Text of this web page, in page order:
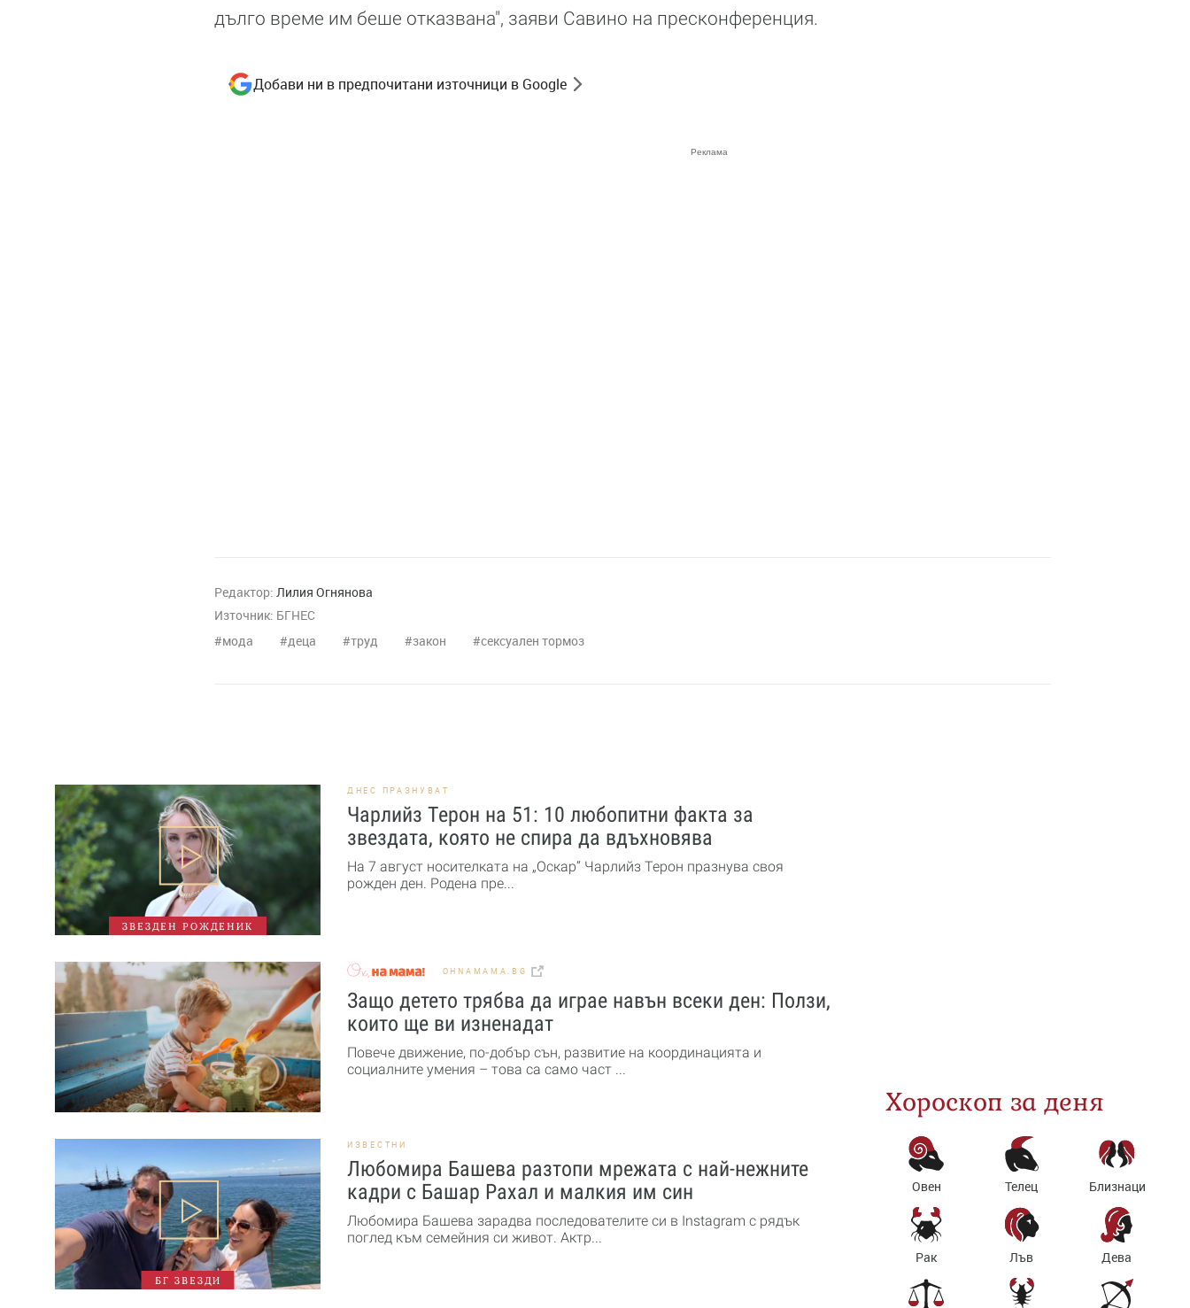
дълго време им беше отказвана", заяви Савино на пресконференция.
Добави ни в предпочитани източници в Google
Редактор: Лилия Огнянова
Източник: БГНЕС
мода
деца труд закон сексуален тормоз
ЗВЕЗДЕН РОЖДЕНИК
ДНЕС ПРАЗНУВАТ
Чарлийз Терон на 51: 10 любопитни факта за
звездата, която не спира да вдъхновява
На 7 август носителката на „Оскар“ Чарлийз Терон празнува своя
рожден ден. Родена пре...
OHNAMAMA.BG
Защо детето трябва да играе навън всеки ден: Ползи,
които ще ви изненадат
Повече движение, по-добър сън, развитие на координацията и
социалните умения – това са само част ...
БГ ЗВЕЗДИ
ИЗВЕСТНИ
Любомира Башева разтопи мрежата с най-нежните
кадри с Башар Рахал и малкия им син
Любомира Башева зарадва последователите си в Instagram с рядък
поглед към семейния си живот. Актр...
Хороскоп за деня
Овен Телец Близнаци
Рак Лъв Дева